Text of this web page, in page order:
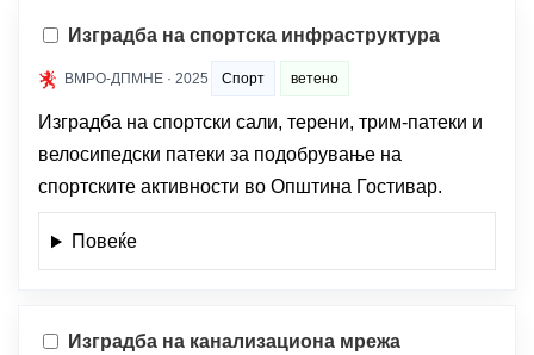
Изградба на спортска инфраструктура
ВМРО-ДПМНЕ · 2025 Спорт ветено
Изградба на спортски сали, терени, трим-патеки и
велосипедски патеки за подобрување на
спортските активности во Општина Гостивар.
Повеќе
Изградба на канализациона мрежа